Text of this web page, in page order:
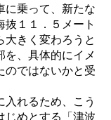
に乗って、新たな
抜１１．５メート
大きく変わろうと
を、具体的にイメ
のではないかと受
れるため、こう
じめとする「津波